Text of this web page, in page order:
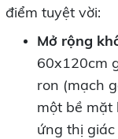
điểm tuyệt vời:
Mở rộng
60x120cm
ron (mạch
một bề mặt
ứng thị